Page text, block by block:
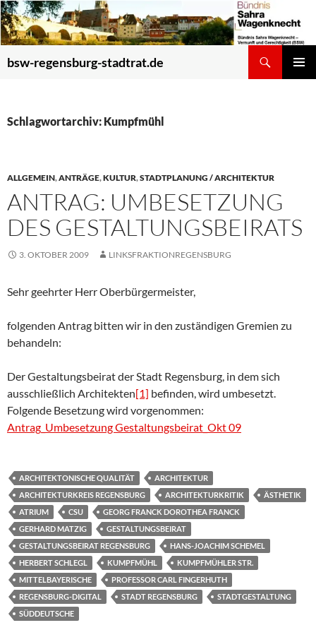
Zum
Inhalt
springen
bsw-regensburg-stadtrat.de
Schlagwortarchiv: Kumpfmühl
ALLGEMEIN,ANTRÄGE,KULTUR,STADTPLANUNG / ARCHITEKTUR
ANTRAG: UMBESETZUNG
DES GESTALTUNGSBEIRATS
3. OKTOBER 2009 LINKSFRAKTIONREGENSBURG
Sehr geehrter Herr Oberbürgermeister,
folgenden Antrag bitten wir in den zuständigen Gremien zu
behandeln:
Der Gestaltungsbeirat der Stadt Regensburg, in dem sich
ausschließlich Architekten[1] befinden, wird umbesetzt.
Folgende Besetzung wird vorgenommen:
Antrag_Umbesetzung Gestaltungsbeirat_Okt 09
ARCHITEKTONISCHE QUALITÄT
ARCHITEKTUR
ARCHITEKTURKREIS REGENSBURG
ARCHITEKTURKRITIK
ÄSTHETIK
ATRIUM
CSU
GEORG FRANCK DOROTHEA FRANCK
GERHARD MATZIG
GESTALTUNGSBEIRAT
GESTALTUNGSBEIRAT REGENSBURG
HANS-JOACHIM SCHEMEL
HERBERT SCHLEGL
KUMPFMÜHL
KUMPFMÜHLER STR.
MITTELBAYERISCHE
PROFESSOR CARL FINGERHUTH
REGENSBURG-DIGITAL
STADT REGENSBURG
STADTGESTALTUNG
SÜDDEUTSCHE